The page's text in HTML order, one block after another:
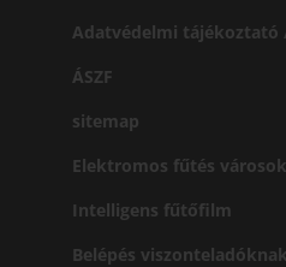
Adatvédelmi tájékoztató
ÁSZF
sitemap
Elektromos fűtés városok
Intelligens fűtőfilm
Belépés viszonteladóknak